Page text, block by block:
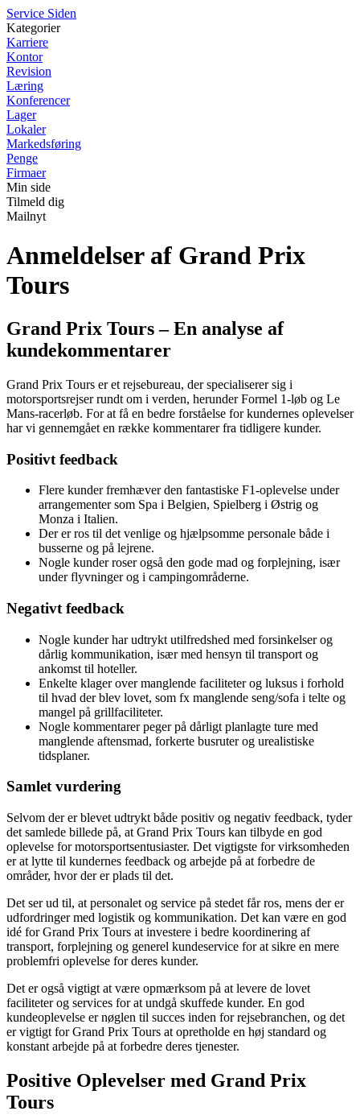
Service Siden
Kategorier
Karriere
Kontor
Revision
Læring
Konferencer
Lager
Lokaler
Markedsføring
Penge
Firmaer
Min side
Tilmeld dig
Mailnyt
Anmeldelser af Grand Prix
Tours
Grand Prix Tours – En analyse af
kundekommentarer
Grand Prix Tours er et rejsebureau, der specialiserer sig i
motorsportsrejser rundt om i verden, herunder Formel 1-løb og Le
Mans-racerløb. For at få en bedre forståelse for kundernes oplevelser
har vi gennemgået en række kommentarer fra tidligere kunder.
Positivt feedback
Flere kunder fremhæver den fantastiske F1-oplevelse under
arrangementer som Spa i Belgien, Spielberg i Østrig og
Monza i Italien.
Der er ros til det venlige og hjælpsomme personale både i
busserne og på lejrene.
Nogle kunder roser også den gode mad og forplejning, især
under flyvninger og i campingområderne.
Negativt feedback
Nogle kunder har udtrykt utilfredshed med forsinkelser og
dårlig kommunikation, især med hensyn til transport og
ankomst til hoteller.
Enkelte klager over manglende faciliteter og luksus i forhold
til hvad der blev lovet, som fx manglende seng/sofa i telte og
mangel på grillfaciliteter.
Nogle kommentarer peger på dårligt planlagte ture med
manglende aftensmad, forkerte busruter og urealistiske
tidsplaner.
Samlet vurdering
Selvom der er blevet udtrykt både positiv og negativ feedback, tyder
det samlede billede på, at Grand Prix Tours kan tilbyde en god
oplevelse for motorsportsentusiaster. Det vigtigste for virksomheden
er at lytte til kundernes feedback og arbejde på at forbedre de
områder, hvor der er plads til det.
Det ser ud til, at personalet og service på stedet får ros, mens der er
udfordringer med logistik og kommunikation. Det kan være en god
idé for Grand Prix Tours at investere i bedre koordinering af
transport, forplejning og generel kundeservice for at sikre en mere
problemfri oplevelse for deres kunder.
Det er også vigtigt at være opmærksom på at levere de lovet
faciliteter og services for at undgå skuffede kunder. En god
kundeoplevelse er nøglen til succes inden for rejsebranchen, og det
er vigtigt for Grand Prix Tours at opretholde en høj standard og
konstant arbejde på at forbedre deres tjenester.
Positive Oplevelser med Grand Prix
Tours